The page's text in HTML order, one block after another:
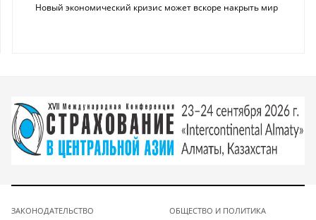
Новый экономический кризис может вскоре накрыть мир
ЗАКОНОДАТЕЛЬСТВО
ОБЩЕСТВО И ПОЛИТИКА